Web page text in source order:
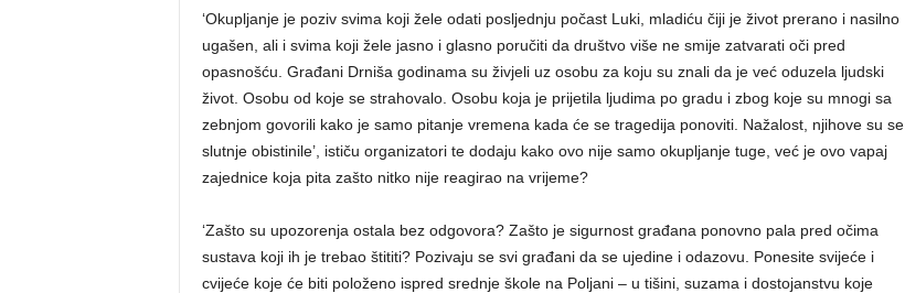
‘Okupljanje je poziv svima koji žele odati posljednju počast Luki, mladiću čiji je život prerano i nasilno
ugašen, ali i svima koji žele jasno i glasno poručiti da društvo više ne smije zatvarati oči pred
opasnošću. Građani Drniša godinama su živjeli uz osobu za koju su znali da je već oduzela ljudski
život. Osobu od koje se strahovalo. Osobu koja je prijetila ljudima po gradu i zbog koje su mnogi sa
zebnjom govorili kako je samo pitanje vremena kada će se tragedija ponoviti. Nažalost, njihove su se
slutnje obistinile’, ističu organizatori te dodaju kako ovo nije samo okupljanje tuge, već je ovo vapaj
zajednice koja pita zašto nitko nije reagirao na vrijeme?
‘Zašto su upozorenja ostala bez odgovora? Zašto je sigurnost građana ponovno pala pred očima
sustava koji ih je trebao štititi? Pozivaju se svi građani da se ujedine i odazovu. Ponesite svijeće i
cvijeće koje će biti položeno ispred srednje škole na Poljani – u tišini, suzama i dostojanstvu koje